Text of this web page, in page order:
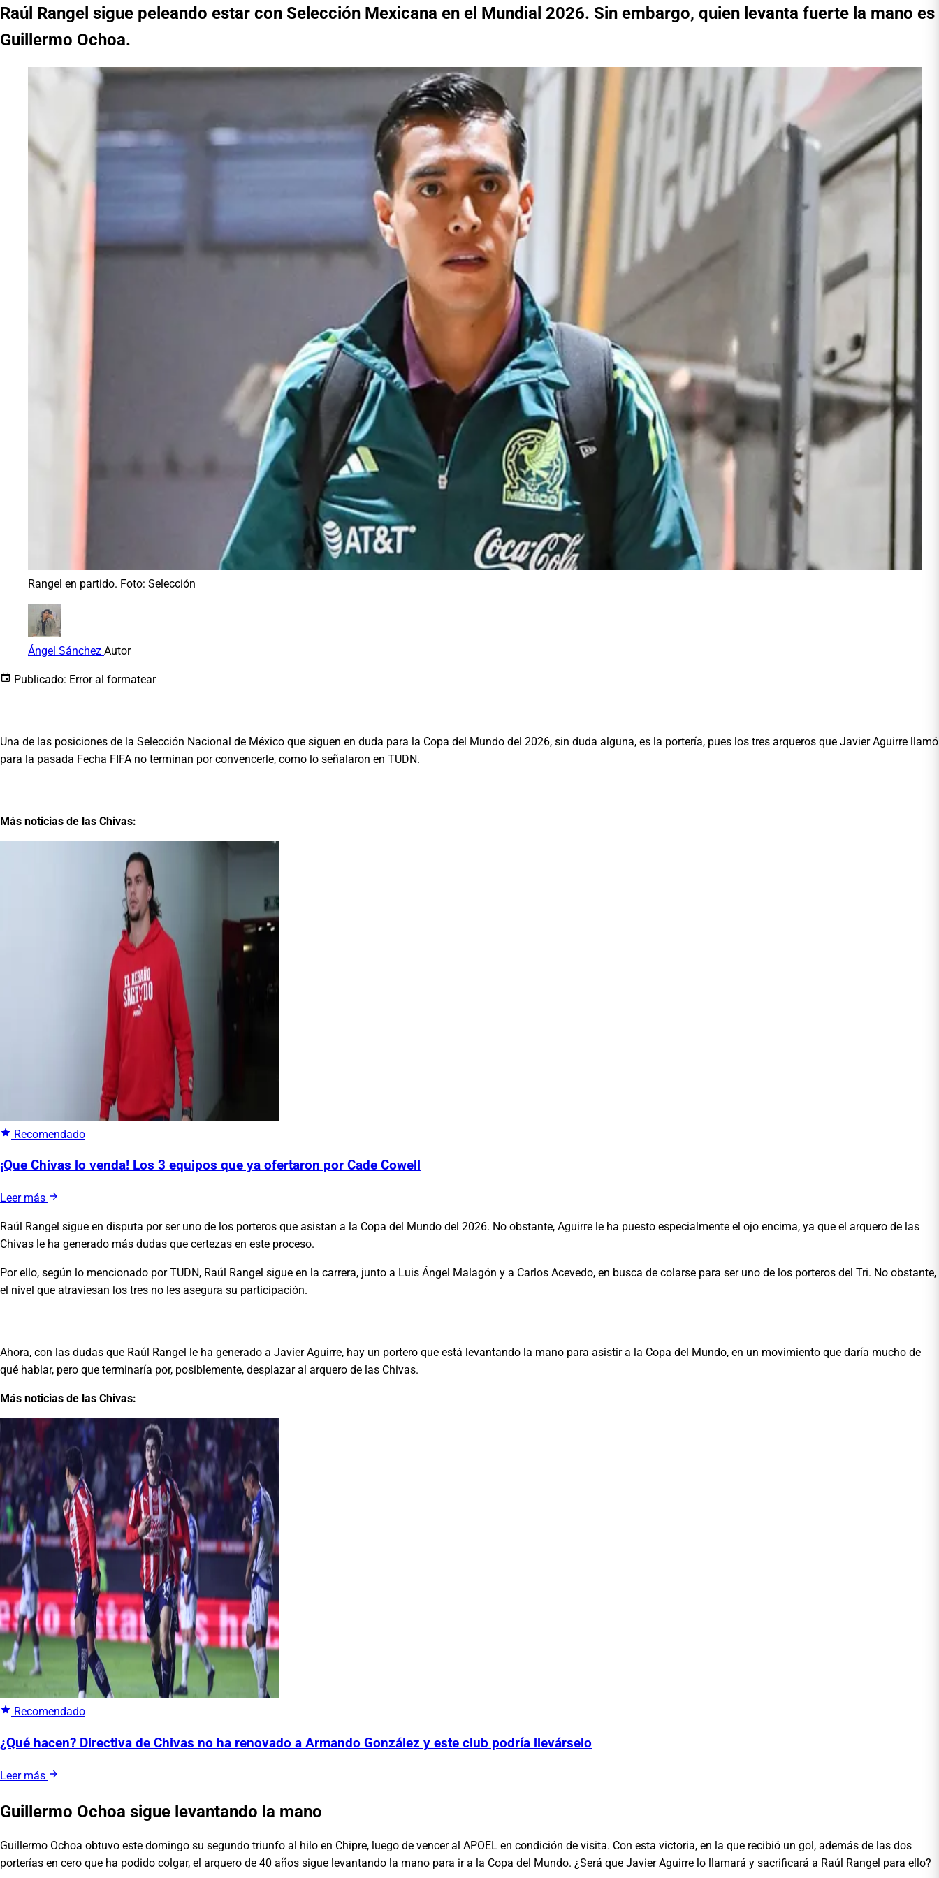
Raúl Rangel sigue peleando estar con Selección Mexicana en el Mundial 2026. Sin embargo, quien levanta fuerte la mano es
Guillermo Ochoa.
Rangel en partido. Foto: Selección
Ángel Sánchez Autor
Publicado: Error al formatear
Una de las posiciones de la Selección Nacional de México que siguen en duda para la Copa del Mundo del 2026, sin duda alguna, es la portería, pues los tres arqueros que Javier Aguirre llamó
para la pasada Fecha FIFA no terminan por convencerle, como lo señalaron en TUDN.
Más noticias de las Chivas:
Recomendado
¡Que Chivas lo venda! Los 3 equipos que ya ofertaron por Cade Cowell
Leer más
Raúl Rangel sigue en disputa por ser uno de los porteros que asistan a la Copa del Mundo del 2026. No obstante, Aguirre le ha puesto especialmente el ojo encima, ya que el arquero de las
Chivas le ha generado más dudas que certezas en este proceso.
Por ello, según lo mencionado por TUDN, Raúl Rangel sigue en la carrera, junto a Luis Ángel Malagón y a Carlos Acevedo, en busca de colarse para ser uno de los porteros del Tri. No obstante,
el nivel que atraviesan los tres no les asegura su participación.
Ahora, con las dudas que Raúl Rangel le ha generado a Javier Aguirre, hay un portero que está levantando la mano para asistir a la Copa del Mundo, en un movimiento que daría mucho de
qué hablar, pero que terminaría por, posiblemente, desplazar al arquero de las Chivas.
Más noticias de las Chivas:
Recomendado
¿Qué hacen? Directiva de Chivas no ha renovado a Armando González y este club podría llevárselo
Leer más
Guillermo Ochoa sigue levantando la mano
Guillermo Ochoa obtuvo este domingo su segundo triunfo al hilo en Chipre, luego de vencer al APOEL en condición de visita. Con esta victoria, en la que recibió un gol, además de las dos
porterías en cero que ha podido colgar, el arquero de 40 años sigue levantando la mano para ir a la Copa del Mundo. ¿Será que Javier Aguirre lo llamará y sacrificará a Raúl Rangel para ello?